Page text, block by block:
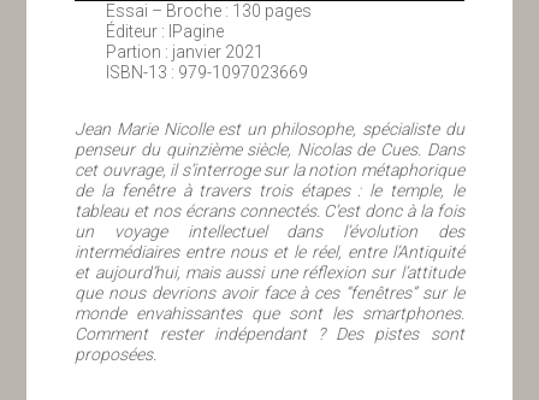
Essai – Broche : 130 pages
Éditeur : IPagine
Partion : janvier 2021
ISBN-13 : 979-1097023669
Jean Marie Nicolle est un philosophe, spécialiste du
penseur du quinzième siècle, Nicolas de Cues. Dans
cet ouvrage, il s’interroge sur la notion métaphorique
de la fenêtre à travers trois étapes : le temple, le
tableau et nos écrans connectés. C’est donc à la fois
un voyage intellectuel dans l’évolution des
intermédiaires entre nous et le réel, entre l’Antiquité
et aujourd’hui, mais aussi une réflexion sur l’attitude
que nous devrions avoir face à ces “fenêtres” sur le
monde envahissantes que sont les smartphones.
Comment rester indépendant ? Des pistes sont
proposées.